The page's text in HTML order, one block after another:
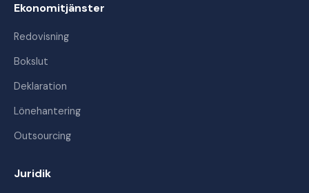
Ekonomitjänster
Redovisning
Bokslut
Deklaration
Lönehantering
Outsourcing
Juridik